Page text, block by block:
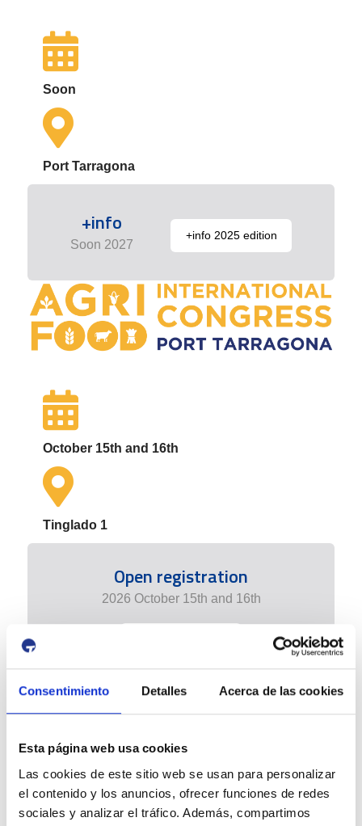
Consentimiento Detalles Acerca de las cookies
Esta página web usa cookies
Las cookies de este sitio web se usan para personalizar
el contenido y los anuncios, ofrecer funciones de redes
sociales y analizar el tráfico. Además, compartimos
Soon
Port Tarragona
+info
Soon 2027
+info 2025 edition
October 15th and 16th
Tinglado 1
Open registration
2026 October 15th and 16th